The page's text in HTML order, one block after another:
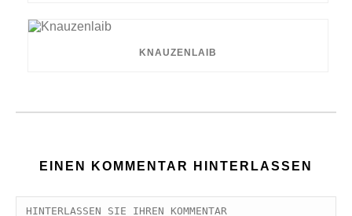
KNAUZENLAIB
EINEN KOMMENTAR HINTERLASSEN